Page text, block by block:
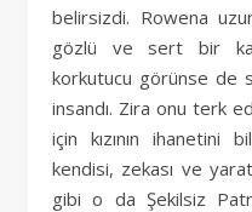
belirsizdi. Rowena
gözlü ve sert bir
korkutucu görünse de
insandı. Zira onu terk
için kızının ihanetini
kendisi, zekası ve
gibi o da Şekilsiz